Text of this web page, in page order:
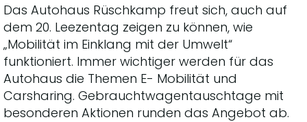
Das Autohaus Rüschkamp freut sich, auch auf
dem 20. Leezentag zeigen zu können, wie
„Mobilität im Einklang mit der Umwelt“
funktioniert. Immer wichtiger werden für das
Autohaus die Themen E- Mobilität und
Carsharing. Gebrauchtwagentauschtage mit
besonderen Aktionen runden das Angebot ab.